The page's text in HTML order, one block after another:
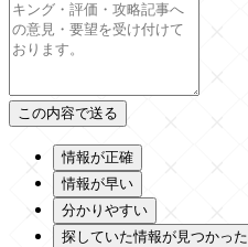
情報が正確
情報が早い
分かりやすい
探していた情報が見つかった